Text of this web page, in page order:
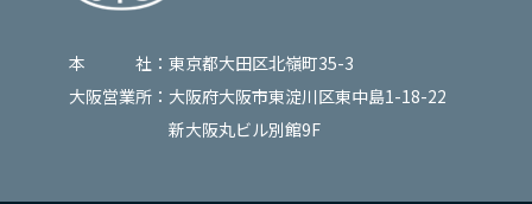
本 社： 東京都大田区北嶺町35-3
大阪営業所： 大阪府大阪市東淀川区東中島1-18-22
新大阪丸ビル別館9F